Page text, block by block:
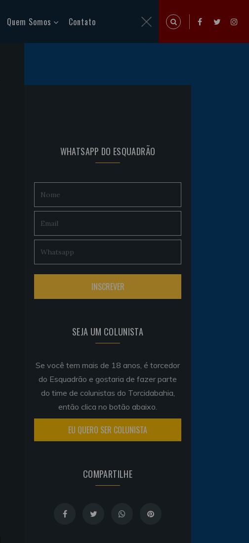
Quem Somos Contato
WHATSAPP DO ESQUADRÃO
SEJA UM COLUNISTA
Se você tem mais de 18 anos, é torcedor
do Esquadrão e gostaria de fazer parte
do time de colunistas do Torcidabahia,
então clica no botão abaixo.
EU QUERO SER COLUNISTA
COMPARTILHE